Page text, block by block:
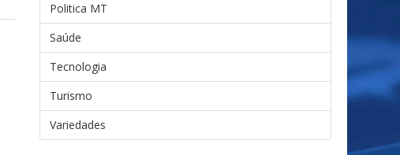
Politica MT
Saúde
Tecnologia
Turismo
Variedades